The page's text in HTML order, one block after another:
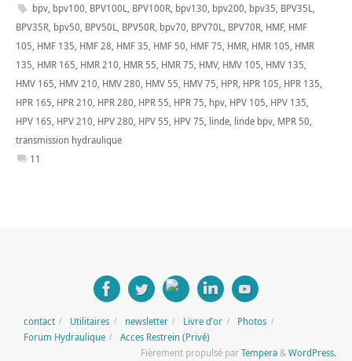
bpv, bpv100, BPV100L, BPV100R, bpv130, bpv200, bpv35, BPV35L,
BPV35R, bpv50, BPV50L, BPV50R, bpv70, BPV70L, BPV70R, HMF, HMF
105, HMF 135, HMF 28, HMF 35, HMF 50, HMF 75, HMR, HMR 105, HMR
135, HMR 165, HMR 210, HMR 55, HMR 75, HMV, HMV 105, HMV 135,
HMV 165, HMV 210, HMV 280, HMV 55, HMV 75, HPR, HPR 105, HPR 135,
HPR 165, HPR 210, HPR 280, HPR 55, HPR 75, hpv, HPV 105, HPV 135,
HPV 165, HPV 210, HPV 280, HPV 55, HPV 75, linde, linde bpv, MPR 50,
transmission hydraulique
11
contact Utilitaires newsletter Livre d’or
Photos
Forum Hydraulique
Acces Restrein (Privé)
Fièrement propulsé parTempera&WordPress.